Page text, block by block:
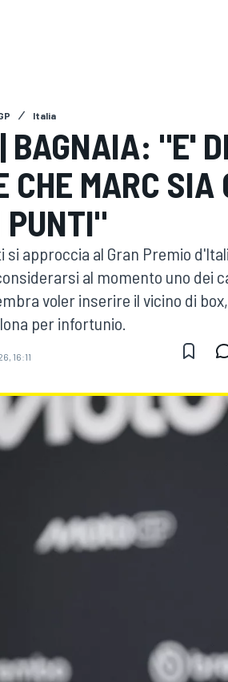
Italia
BAGNAIA: "E'
CHE MARC SIA
PUNTI"
si approccia al Gran Premio
al momento uno dei
voler inserire il vicino di
per infortunio.
16:11